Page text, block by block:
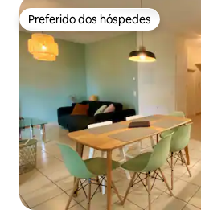
Preferido dos hóspedes
Preferido dos hóspedes